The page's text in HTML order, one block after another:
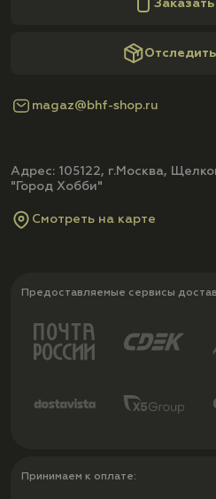
magaz@bhf-shop.ru
Адрес: 105122, г.Москва,
"Город Хобби"
Смотреть на карте
Предоставляемые сервисы
Принимаем к оплате: